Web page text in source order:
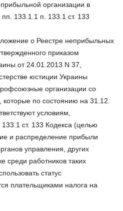
организации в
133.1.1 п. 133.1 ст. 133
о Реестре неприбыльных
приказом
от 24.01.2013 N 37,
юстиции Украины
организации со
которые по состоянию на 31.12.
условиям,
ст. 133 Кодекса (целью
и распределение прибыли
управления, других
среди работников таких
статус
плательщиками налога на